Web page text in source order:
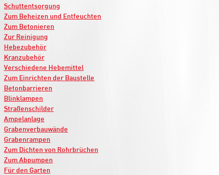
Schuttentsorgung
Zum Beheizen und Entfeuchten
Zum Betonieren
Zur Reinigung
Hebezubehör
Kranzubehör
Verschiedene Hebemittel
Zum Einrichten der Baustelle
Betonbarrieren
Blinklampen
Straßenschilder
Ampelanlage
Grabenverbauwände
Grabenrampen
Zum Dichten von Rohrbrüchen
Zum Abpumpen
Für den Garten